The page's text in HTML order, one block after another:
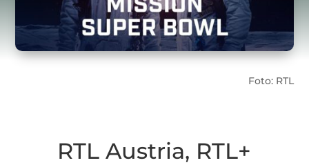
Foto: RTL
RTL Austria, RTL+